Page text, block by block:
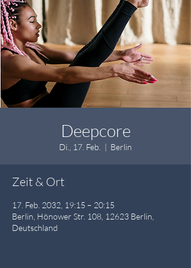
Deepcore
Di., 17. Feb.
  |
Berlin
Zeit & Ort
17. Feb. 2032, 19:15 – 20:15
Berlin, Hönower Str. 108, 12623 Berlin,
Deutschland